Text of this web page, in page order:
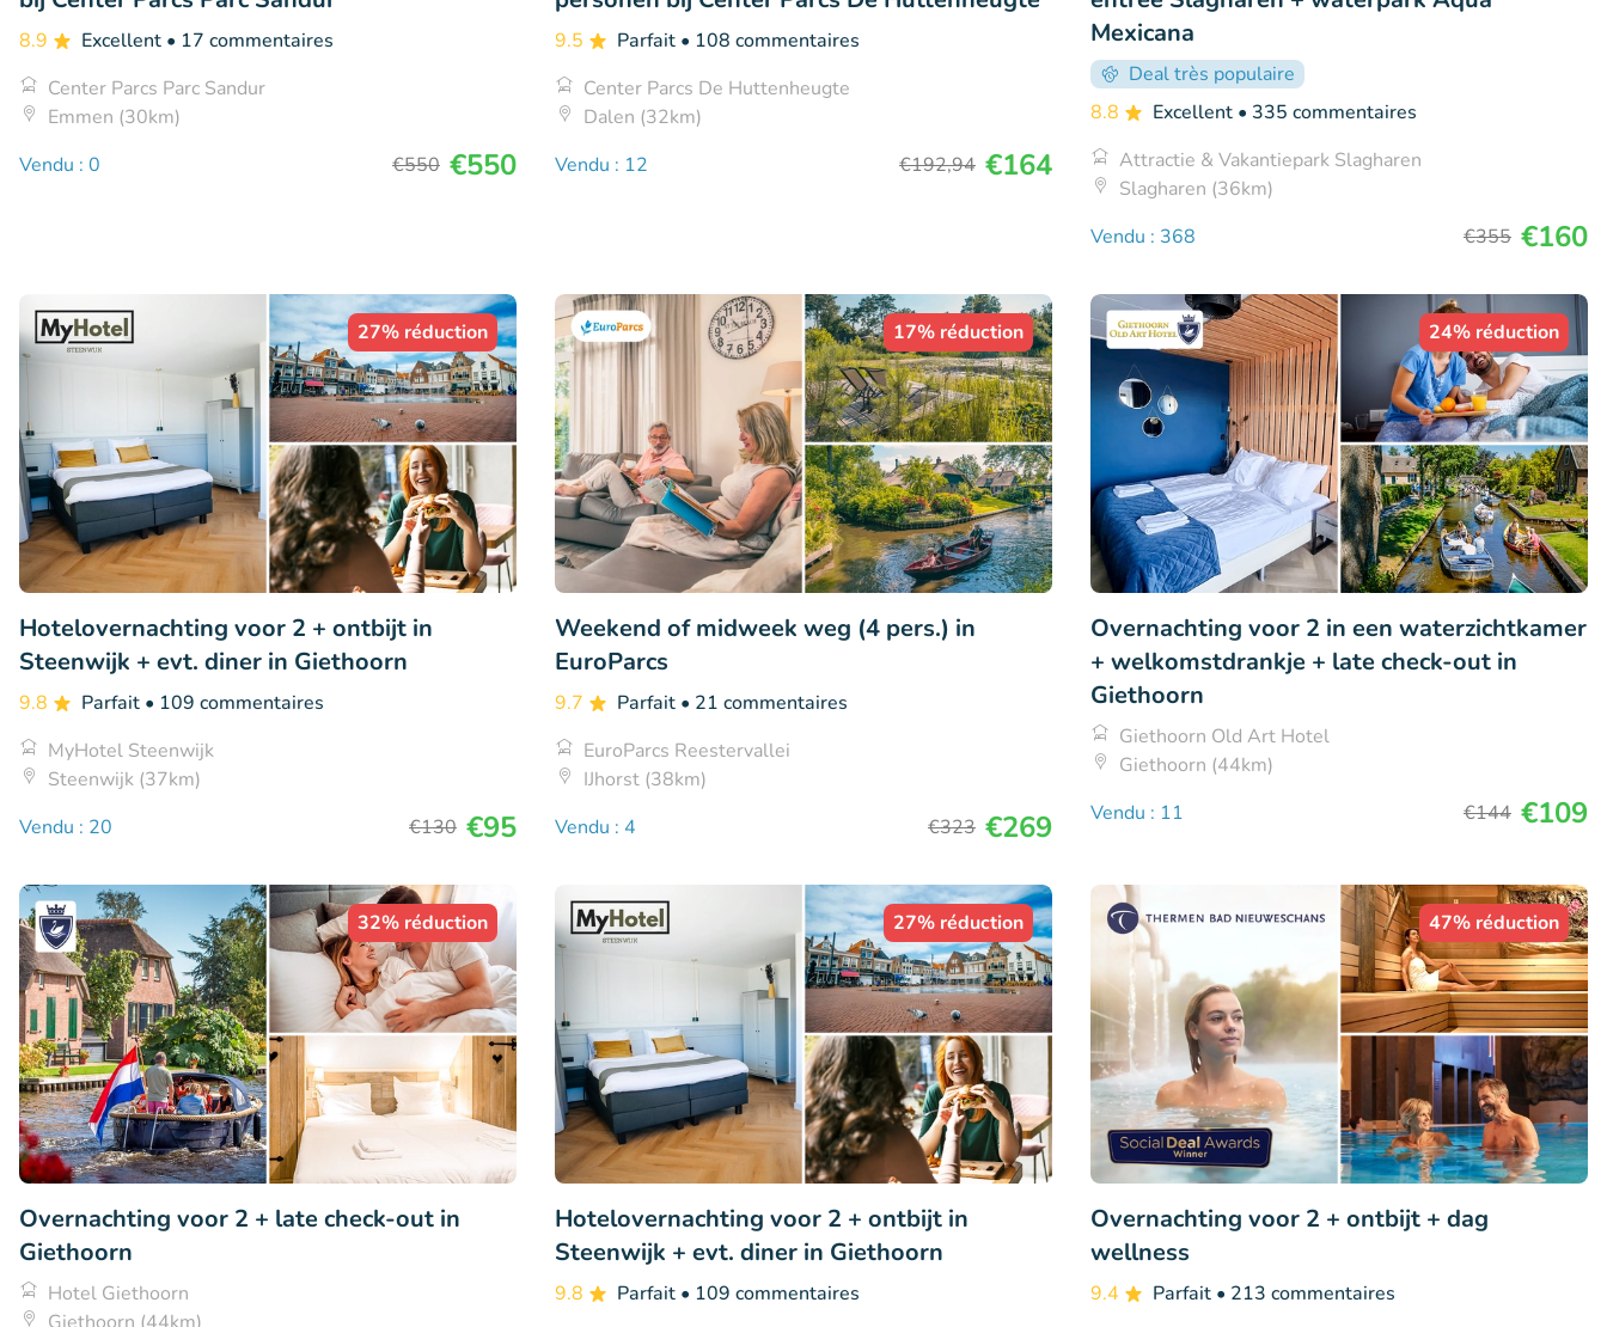
8.9 Excellent • 17 commentaires
Center Parcs Parc Sandur
Emmen (30km)
Vendu : 0
€550 €550
9.5 Parfait • 108 commentaires
Center Parcs De Huttenheugte
Dalen (32km)
Vendu : 12
€192,94 €164
Mexicana
Deal très populaire
8.8
Excellent • 335 commentaires
Attractie & Vakantiepark Slagharen
Slagharen (36km)
Vendu : 368
€355 €160
27% réduction
Hotelovernachting voor 2 + ontbijt in
Steenwijk + evt. diner in Giethoorn
9.8 Parfait • 109 commentaires
MyHotel Steenwijk
Steenwijk (37km)
Vendu : 20
€130 €95
17% réduction
Weekend of midweek weg (4 pers.) in
EuroParcs
9.7 Parfait • 21 commentaires
EuroParcs Reestervallei
IJhorst (38km)
Vendu : 4
€323 €269
24% réduction
Overnachting voor 2 in een waterzichtkamer
+ welkomstdrankje + late check-out in
Giethoorn
Giethoorn Old Art Hotel
Giethoorn (44km)
Vendu : 11
€144 €109
32% réduction
Overnachting voor 2 + late check-out in
Giethoorn
Hotel Giethoorn
Giethoorn (44km)
27% réduction
Hotelovernachting voor 2 + ontbijt in
Steenwijk + evt. diner in Giethoorn
9.8 Parfait • 109 commentaires
47% réduction
Overnachting voor 2 + ontbijt + dag
wellness
9.4 Parfait • 213 commentaires